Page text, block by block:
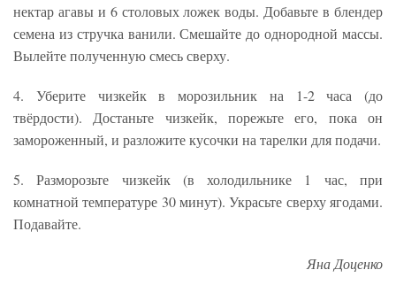
нектар агавы и 6 столовых ложек воды. Добавьте в блендер
семена из стручка ванили. Смешайте до однородной массы.
Вылейте полученную смесь сверху.
4. Уберите чизкейк в морозильник на 1-2 часа (до
твёрдости). Достаньте чизкейк, порежьте его, пока он
замороженный, и разложите кусочки на тарелки для подачи.
5. Разморозьте чизкейк (в холодильнике 1 час, при
комнатной температуре 30 минут). Украсьте сверху ягодами.
Подавайте.
Яна Доценко